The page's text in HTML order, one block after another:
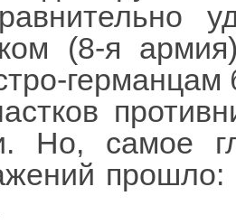
(8-я
германцам
Но, самое
прошло: